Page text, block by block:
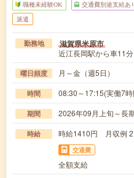
職種未経験OK 交通費別途支給あ
派遣
勤務地 滋賀県米原市
近江長岡駅から車11分
曜日頻度 月～金（週5日）
時間 08:30～17:15(実働7
期間 2026年09月上旬～長
時給 時給1410円 月収例
交通費
全額支給